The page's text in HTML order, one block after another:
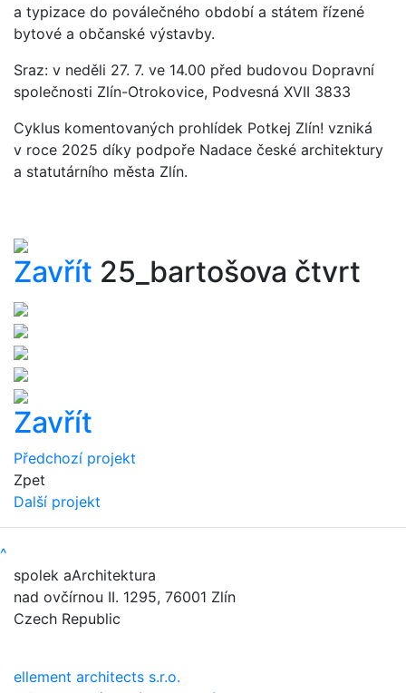
a typizace do poválečného období a státem řízené
bytové a občanské výstavby.
Sraz: v neděli 27. 7. ve 14.00 před budovou Dopravní
společnosti Zlín-Otrokovice, Podvesná XVII 3833
Cyklus komentovaných prohlídek Potkej Zlín! vzniká
v roce 2025 díky podpoře Nadace české architektury
a statutárního města Zlín.
Zavřít 25_bartošova čtvrt
Zavřít
Předchozí projekt
Zpet
Další projekt
^
spolek aArchitektura
nad ovčírnou II. 1295, 76001 Zlín
Czech Republic
ellement architects s.r.o.